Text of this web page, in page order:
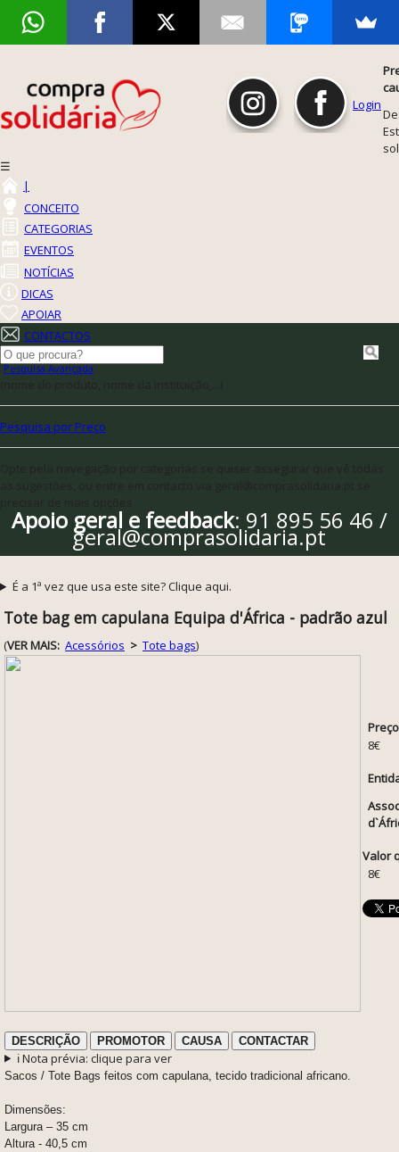
Login
☰
|
CONCEITO
CATEGORIAS
EVENTOS
NOTÍCIAS
DICAS
APOIAR
CONTACTOS
Pesquisa Avançada
Pesquisa por Preço
Apoio geral e feedback: 91 895 56 46 /
geral@comprasolidaria.pt
É a 1ª vez que usa este site? Clique aqui.
Tote bag em capulana Equipa d'África - padrão azul
(VER MAIS: Acessórios > Tote bags)
8€
Valor
8€
DESCRIÇÃO PROMOTOR CAUSA CONTACTAR
ℹ️ Nota prévia: clique para ver
Sacos / Tote Bags feitos com capulana, tecido tradicional africano.
Dimensões:
Largura – 35 cm
Altura - 40,5 cm